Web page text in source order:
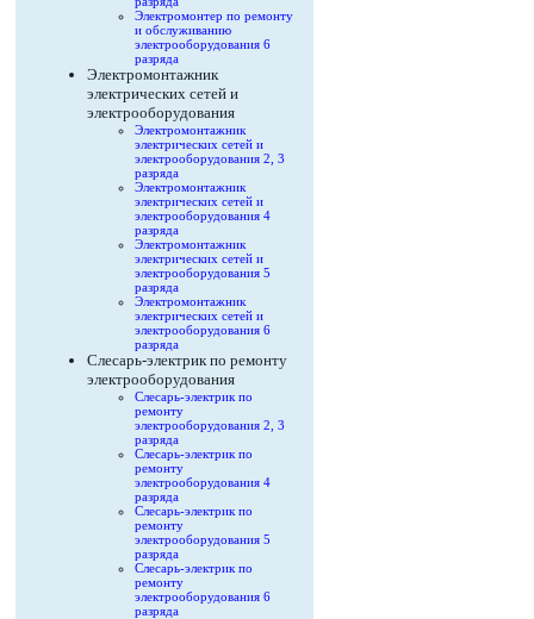
Электромонтер по ремонту
и обслуживанию
электрооборудования 6
разряда
Электромонтажник
электрических сетей и
электрооборудования
Электромонтажник
электрических сетей и
электрооборудования 2, 3
разряда
Электромонтажник
электрических сетей и
электрооборудования 4
разряда
Электромонтажник
электрических сетей и
электрооборудования 5
разряда
Электромонтажник
электрических сетей и
электрооборудования 6
разряда
Слесарь-электрик по ремонту
электрооборудования
Слесарь-электрик по
ремонту
электрооборудования 2, 3
разряда
Слесарь-электрик по
ремонту
электрооборудования 4
разряда
Слесарь-электрик по
ремонту
электрооборудования 5
разряда
Слесарь-электрик по
ремонту
электрооборудования 6
разряда